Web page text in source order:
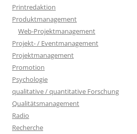
Printredaktion
Produktmanagement
Web-Projektmanagement
Projekt- / Eventmanagement
Projektmanagement
Promotion
Psychologie
qualitative / quantitative Forschung
Qualitätsmanagement
Radio
Recherche